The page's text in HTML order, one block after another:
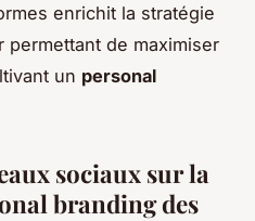
enrichit la stratégie
de maximiser
un personal
sociaux sur la
branding des